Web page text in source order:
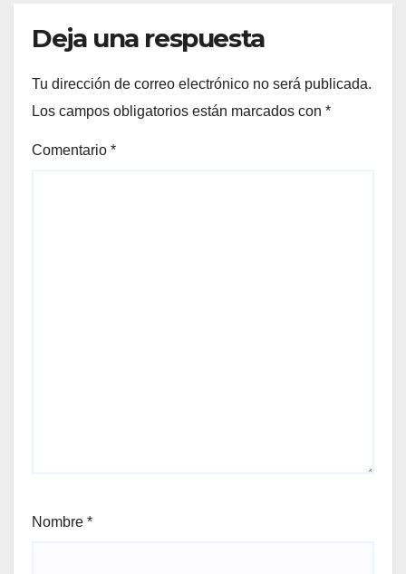
Deja una respuesta
Tu dirección de correo electrónico no será publicada.
Los campos obligatorios están marcados con *
Comentario *
Nombre *